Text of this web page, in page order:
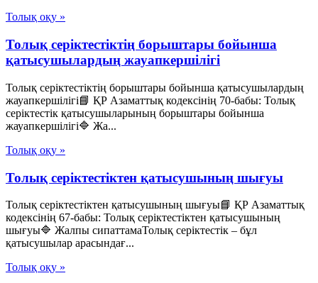
Толық оқу »
Толық серіктестіктің борыштары бойынша
қатысушылардың жауапкершілігі
Толық серіктестіктің борыштары бойынша қатысушылардың
жауапкершілігі📘 ҚР Азаматтық кодексінің 70-бабы: Толық
серіктестік қатысушыларының борыштары бойынша
жауапкершілігі🔷 Жа...
Толық оқу »
Толық серіктестіктен қатысушының шығуы
Толық серіктестіктен қатысушының шығуы📘 ҚР Азаматтық
кодексінің 67-бабы: Толық серіктестіктен қатысушының
шығуы🔷 Жалпы сипаттамаТолық серіктестік – бұл
қатысушылар арасындағ...
Толық оқу »